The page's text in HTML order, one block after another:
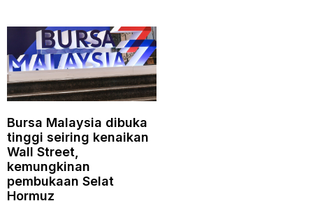
Bursa Malaysia dibuka
tinggi seiring kenaikan
Wall Street,
kemungkinan
pembukaan Selat
Hormuz